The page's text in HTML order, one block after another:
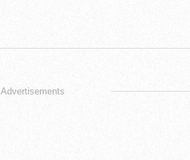
Advertisements